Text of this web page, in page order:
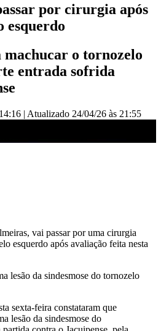
por cirurgia após
esquerdo
o tornozelo
entrada sofrida
| Atualizado 24/04/26 às 21:55
vai passar por uma cirurgia
esquerdo após avaliação feita nesta
lesão da sindesmose do tornozelo
sexta-feira constataram que
lesão da sindesmose do